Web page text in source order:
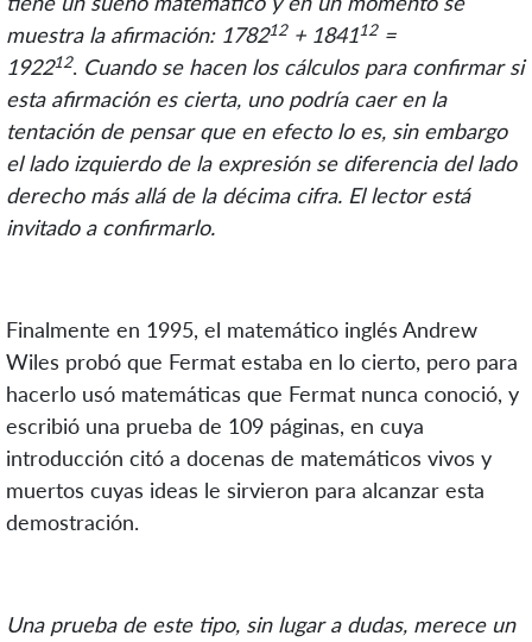
muestra la afirmación: 178212+ 184112=
192212. Cuando se hacen los cálculos para confirmar si
esta afirmación es cierta, uno podría caer en la
tentación de pensar que en efecto lo es, sin embargo
el lado izquierdo de la expresión se diferencia del lado
derecho más allá de la décima cifra. El lector está
invitado a confirmarlo.
Finalmente en 1995, el matemático inglés Andrew
Wiles probó que Fermat estaba en lo cierto, pero para
hacerlo usó matemáticas que Fermat nunca conoció, y
escribió una prueba de 109 páginas, en cuya
introducción citó a docenas de matemáticos vivos y
muertos cuyas ideas le sirvieron para alcanzar esta
demostración.
Una prueba de este tipo, sin lugar a dudas, merece un